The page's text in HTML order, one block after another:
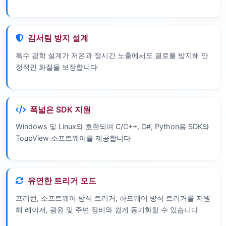
김서림 방지 설계
특수 광학 설계가 저온과 장시간 노출에서도 결로를 방지해 안
정적인 화질을 보장합니다
폭넓은 SDK 지원
Windows 및 Linux와 호환되며 C/C++, C#, Python용 SDK와
ToupView 소프트웨어를 제공합니다
유연한 트리거 모드
프리런, 소프트웨어 방식 트리거, 하드웨어 방식 트리거를 지원
해 레이저, 광원 및 주변 장비와 쉽게 동기화할 수 있습니다